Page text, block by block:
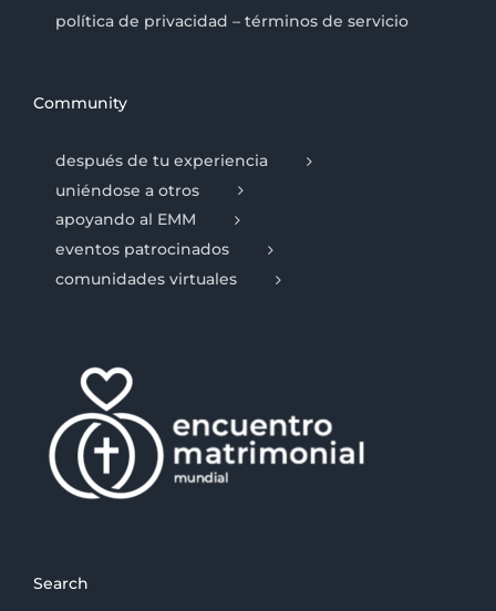
política de privacidad – términos de servicio
Community
después de tu experiencia
uniéndose a otros
apoyando al EMM
eventos patrocinados
comunidades virtuales
Search